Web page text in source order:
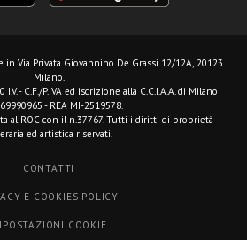
in Via Privata Giovannino De Grassi 12/12A, 20123
Milano.
- C.F./P.IVA ed iscrizione alla C.C.I.A.A. di Milano
- REA MI-2519578.
al ROC con il n.37767. Tutti i diritti di proprietà
ed artistica riservati.
CONTATTI
E COOKIES POLICY
COOKIE